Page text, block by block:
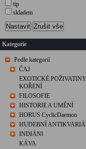
tip
skladem
Nastavit Zrušit vše
Kategorie
Podle kategorií
ČAJ
EXOTICKÉ POŽIVATINY,
KOŘENÍ
FILOSOFIE
HISTORIE A UMĚNÍ
HORUS CyclicDaemon
HUDEBNÍ
INDIÁNI
KÁVA